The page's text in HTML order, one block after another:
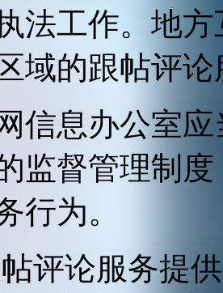
法工作。地
域的跟帖评
信息办公室
监督管理制
行为。
评论服务提